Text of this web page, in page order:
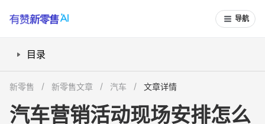
导航
目录
现场动线怎么规划更顺畅？
新零售 新零售文章 汽车 文章详情
汽车营销活动现场安排怎么